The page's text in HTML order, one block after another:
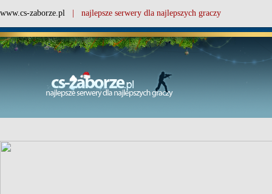
www.cs-zaborze.pl | najlepsze serwery dla najlepszych graczy